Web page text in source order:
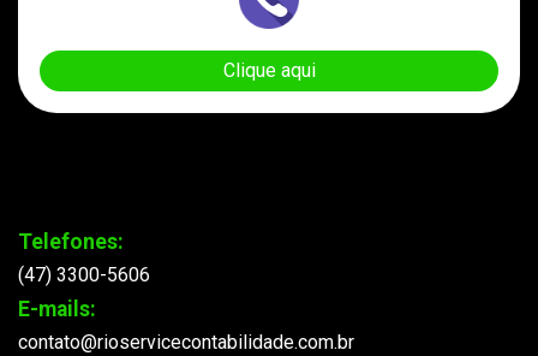
Clique aqui
Telefones:
(47) 3300-5606
E-mails:
contato@rioservicecontabilidade.com.br